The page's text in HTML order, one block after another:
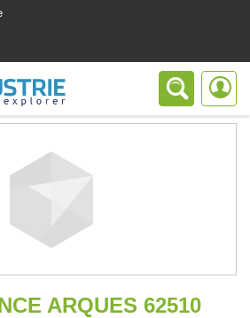
ARQUES 62510